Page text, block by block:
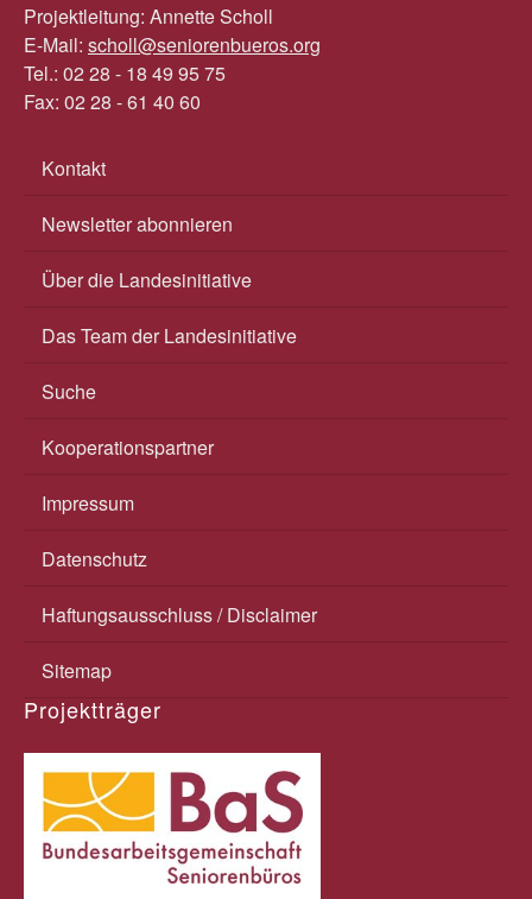
Projektleitung: Annette Scholl
E-Mail: scholl@seniorenbueros.org
Tel.: 02 28 - 18 49 95 75
Fax: 02 28 - 61 40 60
Kontakt
Newsletter abonnieren
Über die Landesinitiative
Das Team der Landesinitiative
Suche
Kooperationspartner
Impressum
Datenschutz
Haftungsausschluss / Disclaimer
Sitemap
Projektträger